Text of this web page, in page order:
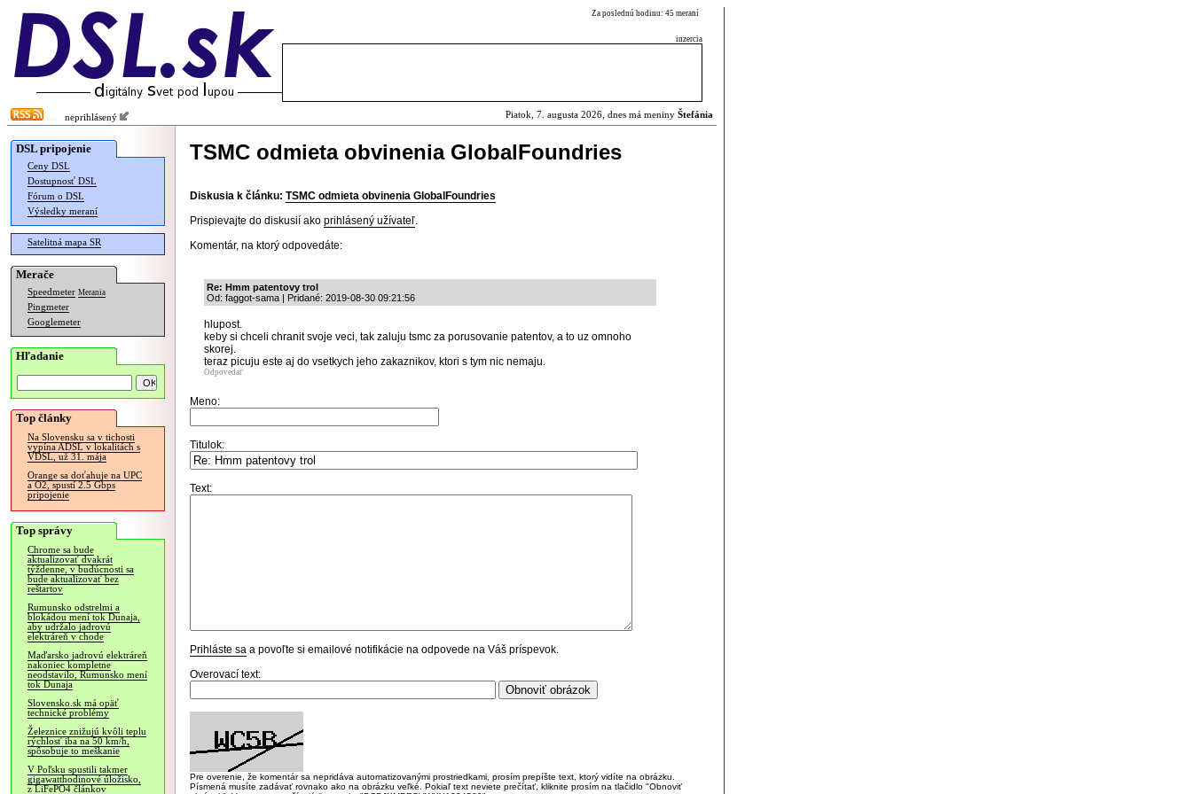
Za poslednú hodinu: 45 meraní
inzercia
neprihlásený Piatok, 7. augusta 2026, dnes má meniny Štefánia
DSL pripojenie
Ceny DSL
Dostupnosť DSL
Fórum o DSL
Výsledky meraní
Satelitná mapa SR
Merače
Speedmeter Merania
Pingmeter
Googlemeter
Hľadanie
Top články
Na Slovensku sa v tichosti
vypína ADSL v lokalitách s
VDSL, už 31. mája
Orange sa doťahuje na UPC
a O2, spustí 2.5 Gbps
pripojenie
Top správy
Chrome sa bude
aktualizovať dvakrát
týždenne, v budúcnosti sa
bude aktualizovať bez
reštartov
Rumunsko odstrelmi a
blokádou mení tok Dunaja,
aby udržalo jadrovú
elektráreň v chode
Maďarsko jadrovú elektráreň
nakoniec kompletne
neodstavilo, Rumunsko mení
tok Dunaja
Slovensko.sk má opäť
technické problémy
Železnice znižujú kvôli teplu
rýchlosť iba na 50 km/h,
spôsobuje to meškanie
V Poľsku spustili takmer
gigawatthodinové úložisko,
z LiFePO4 článkov
TSMC odmieta obvinenia GlobalFoundries
Diskusia k článku: TSMC odmieta obvinenia GlobalFoundries
Prispievajte do diskusií ako prihlásený užívateľ.
Komentár, na ktorý odpovedáte:
Re: Hmm patentovy trol
Od: faggot-sama | Pridané: 2019-08-30 09:21:56
hlupost.
keby si chceli chranit svoje veci, tak zaluju tsmc za porusovanie patentov, a to uz omnoho
skorej.
teraz picuju este aj do vsetkych jeho zakaznikov, ktori s tym nic nemaju.
Odpovedať
Meno:
Titulok:
Text:
Prihláste sa a povoľte si emailové notifikácie na odpovede na Váš príspevok.
Overovací text:
Pre overenie, že komentár sa nepridáva automatizovanými prostriedkami, prosím prepíšte text, ktorý vidíte na obrázku.
Písmená musíte zadávať rovnako ako na obrázku veľké. Pokiaľ text neviete prečítať, kliknite prosím na tlačidlo "Obnoviť